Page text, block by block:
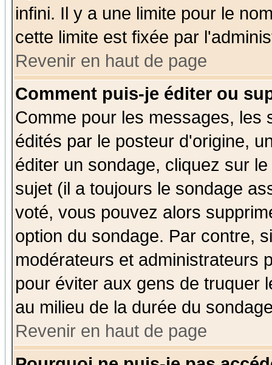
infini. Il y a une limite pour le
cette limite est fixée par
Revenir en haut de page
Comment puis-je éditer ou
Comme pour les messages, les
édités par le posteur d'origine,
éditer un sondage, cliquez sur
sujet (il a toujours le sondage
voté, vous pouvez alors
option du sondage. Par contre,
modérateurs et administrateurs
pour éviter aux gens de truquer
au milieu de la durée du
Revenir en haut de page